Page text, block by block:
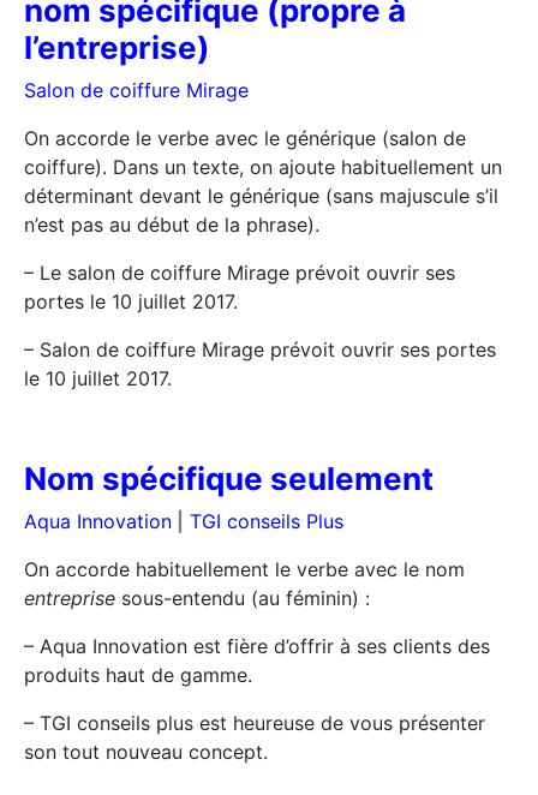
nom spécifique (propre à
l’entreprise)
Salon de coiffure Mirage
On accorde le verbe avec le générique (salon de
coiffure). Dans un texte, on ajoute habituellement un
déterminant devant le générique (sans majuscule s’il
n’est pas au début de la phrase).
– Le salon de coiffure Mirage prévoit ouvrir ses
portes le 10 juillet 2017.
– Salon de coiffure Mirage prévoit ouvrir ses portes
le 10 juillet 2017.
Nom spécifique seulement
Aqua Innovation
TGI conseils Plus
On accorde habituellement le verbe avec le nom
entreprise sous-entendu (au féminin) :
– Aqua Innovation est fière d’offrir à ses clients des
produits haut de gamme.
– TGI conseils plus est heureuse de vous présenter
son tout nouveau concept.